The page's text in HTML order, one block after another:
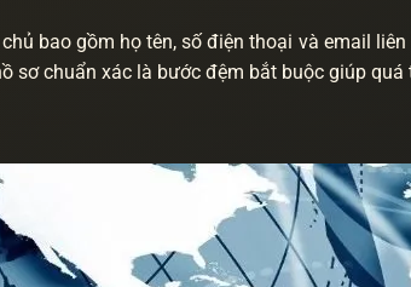
bao gồm họ tên, số điện thoại và email
sơ chuẩn xác là bước đệm bắt buộc giúp quá